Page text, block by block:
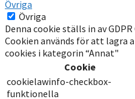
Övriga
Övriga
Denna cookie ställs in av
Cookien används för att lagra
cookies i kategorin “Annat"
Cookie
cookielawinfo-checkbox-
funktionella